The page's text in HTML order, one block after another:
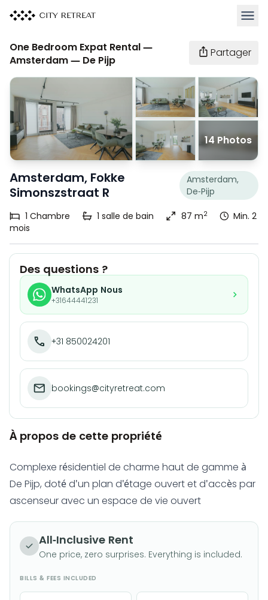
One Bedroom Expat Rental —
Amsterdam — De Pijp
Partager
14 Photos
Amsterdam, Fokke
Simonszstraat R
Amsterdam,
De-Pijp
1 Chambre 1 salle de bain 87 m2
Min. 2
mois
Des questions ?
WhatsApp Nous
+31644441231
+31 850024201
bookings@cityretreat.com
À propos de cette propriété
Complexe résidentiel de charme haut de gamme à
De Pijp, doté d'un plan d'étage ouvert et d'accès par
ascenseur avec un espace de vie ouvert
All-Inclusive Rent
One price, zero surprises. Everything is included.
BILLS & FEES INCLUDED